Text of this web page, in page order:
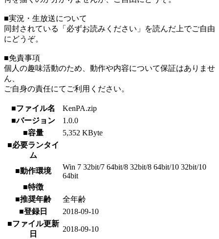
■実況・生放送について
同封されている「必ずお読みください」を読んだ上でご自由
にどうぞ。
■免責事項
個人の趣味活動のため、動作や内容について保証はありませ
ん、
ご自身の責任にてご利用ください。
■ファイル名
KenPA.zip
■バージョン
1.0.0
■容量
5,352 KByte
■必要ランタイ
ム
■動作環境
Win 7 32bit/7 64bit/8 32bit/8 64bit/10 32bit/10
64bit
■特徴
■推奨年齢
全年齢
■登録日
2018-09-10
■ファイル更新
日
2018-09-10